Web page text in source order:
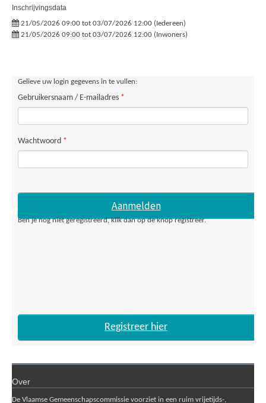
Inschrijvingsdata
21/05/2026 09:00 tot 03/07/2026 12:00 (Iedereen)
21/05/2026 09:00 tot 03/07/2026 12:00 (Inwoners)
Gelieve uw login gegevens in te vullen:
Gebruikersnaam / E-mailadres *
Wachtwoord *
Ben je nog niet geregistreerd, klik dan op de knop registreer.
Registreer hier
Over
De Vlaamse Gemeenschapscommissie voorziet in een ruim vrijetijds-,